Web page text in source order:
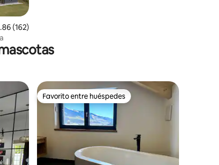
promedio: 4.86 de 5, 162 reseñas
(162)
Favorito entre huéspedes
Favorito entre huéspedes